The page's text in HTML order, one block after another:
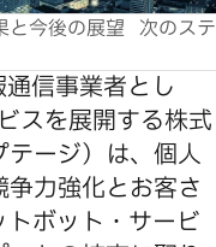
信事業者とし
スを展開する株式
ージ）は、個人
力強化とお客さ
ボット・サービ